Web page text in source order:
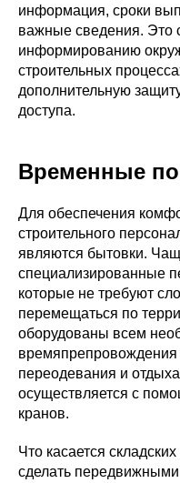
информация, сроки
важные сведения. Это
информированию
строительных
дополнительную
доступа.
Временные
Для обеспечения
строительного
являются бытовки.
специализированные
которые не требуют
перемещаться по
оборудованы всем
времяпрепровождения
переодевания и
осуществляется с
кранов.
Что касается
сделать передвижными